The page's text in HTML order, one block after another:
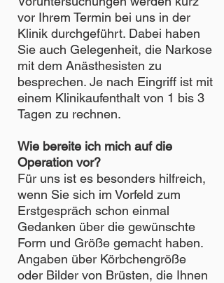
vor Ihrem Termin bei uns in der
Klinik durchgeführt. Dabei haben
Sie auch Gelegenheit, die Narkose
mit dem Anästhesisten zu
besprechen. Je nach Eingriff ist mit
einem Klinikaufenthalt von 1 bis 3
Tagen zu rechnen.
Wie bereite ich mich auf die
Operation vor?
Für uns ist es besonders hilfreich,
wenn Sie sich im Vorfeld zum
Erstgespräch schon einmal
Gedanken über die gewünschte
Form und Größe gemacht haben.
Angaben über Körbchengröße
oder Bilder von Brüsten, die Ihnen